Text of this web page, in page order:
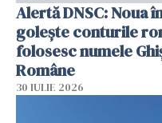
Alertă DNSC: Noua
golește conturile
folosesc numele
Române
30 IULIE 2026